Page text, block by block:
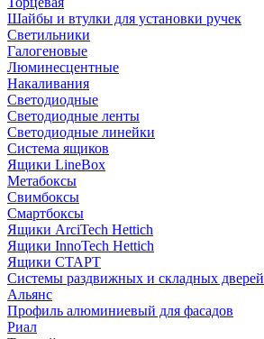
Шайбы и втулки для установки ручек
Светильники
Галогеновые
Люминесцентные
Накаливания
Светодиодные
Светодиодные ленты
Светодиодные линейки
Система ящиков
Ящики LineBox
Метабоксы
Свимбоксы
Смартбоксы
Ящики ArciTech Hettich
Ящики InnoTech Hettich
Ящики СТАРТ
Системы раздвижных и складных дверей
Альянс
Профиль алюминиевый для фасадов
Риал